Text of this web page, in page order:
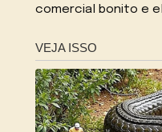
comercial bonito e